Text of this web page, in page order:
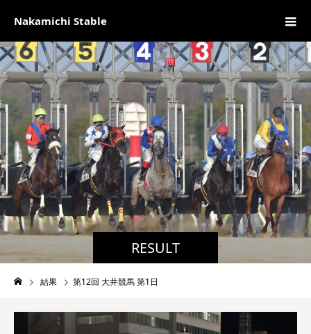
Nakamichi Stable
RESULT
結果 第12回 大井競馬 第1日